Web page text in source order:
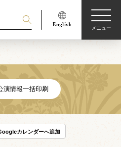
メニュー
演情報一括印刷
カレンダーへ追加